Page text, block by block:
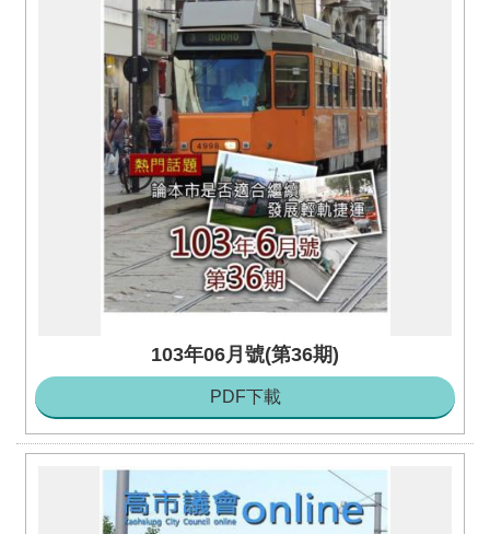
103年06月號(第36期)
PDF下載